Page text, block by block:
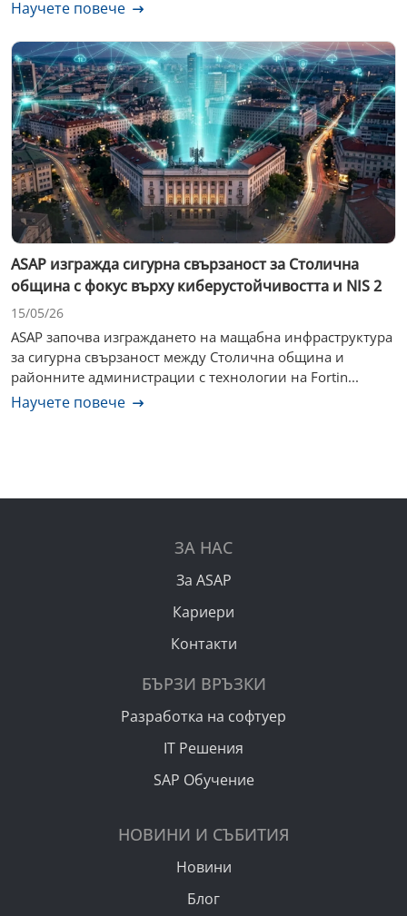
Научете повече
ASAP изгражда сигурна свързаност за Столична
община с фокус върху киберустойчивостта и NIS 2
15/05/26
ASAP започва изграждането на мащабна инфраструктура
за сигурна свързаност между Столична община и
районните администрации с технологии на Fortin...
Научете повече
ЗА НАС
За ASAP
Кариери
Контакти
БЪРЗИ ВРЪЗКИ
Разработка на софтуер
IT Решения
SAP Обучение
НОВИНИ И СЪБИТИЯ
Новини
Блог